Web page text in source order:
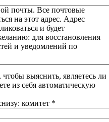
почты. Все почтовые
на этот адрес. Адрес
и будет
для восстановления
и уведомлений по
чтобы выяснить, являетесь ли
из себя автоматическую
комитет *